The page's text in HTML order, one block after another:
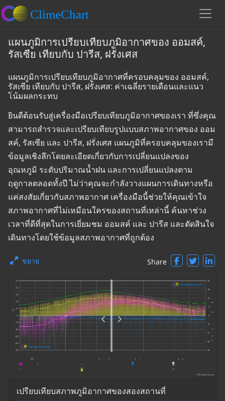
แผนภูมิการเปรียบเทียบภูมิอากาศของ ออมสค์,
รัสเซีย เทียบกับ ปารีส, ฝรั่งเศส
แผนภูมิการเปรียบเทียบภูมิอากาศที่ครอบคลุมของ ออมสค์,
รัสเซีย เทียบกับ ปารีส, ฝรั่งเศส: ค่าเฉลี่ยรายเดือนและแนว
โน้มผลกระทบ
ยินดีต้อนรับสู่เครื่องมือเปรียบเทียบภูมิอากาศของเรา ที่ซึ่งคุณ
สามารถสำรวจและเปรียบเทียบรูปแบบสภาพอากาศของ ออม
สค์, รัสเซีย และ ปารีส, ฝรั่งเศส แผนภูมิที่ครอบคลุมของเรามี
ข้อมูลเชิงลึกโดยละเอียดเกี่ยวกับการเปลี่ยนแปลงของ
อุณหภูมิ ระดับปริมาณน้ำฝน และการเปลี่ยนแปลงตาม
ฤดูกาลตลอดทั้งปี ไม่ว่าคุณจะกำลังวางแผนการเดินทางหรือ
แค่สงสัยเกี่ยวกับสภาพอากาศ เครื่องมือนี้ช่วยให้คุณเข้าใจ
สภาพอากาศที่ไม่เหมือนใครของสถานที่เหล่านี้ ค้นหาช่วง
เวลาที่ดีที่สุดในการเยี่ยมชม ออมสค์ และ ปารีส และตัดสินใจ
เดินทางโดยใช้ข้อมูลสภาพอากาศที่ถูกต้อง
ขยาย Share
เปรียบเทียบสภาพภูมิอากาศของสองสถานที่